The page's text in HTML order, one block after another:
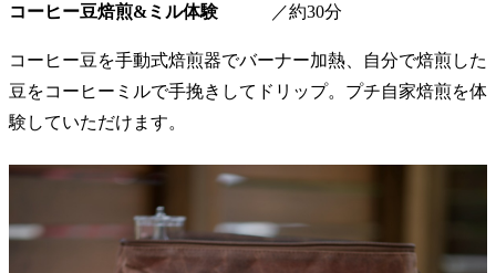
コーヒー豆焙煎&ミル体験 ／約30分
コーヒー豆を手動式焙煎器でバーナー加熱、自分で焙煎した
豆をコーヒーミルで手挽きしてドリップ。プチ自家焙煎を体
験していただけます。